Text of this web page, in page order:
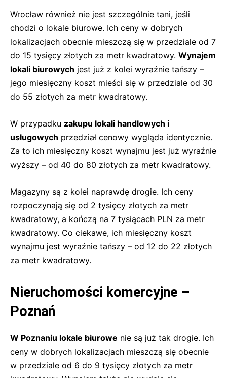
Wrocław również nie jest szczególnie tani, jeśli
chodzi o lokale biurowe. Ich ceny w dobrych
lokalizacjach obecnie mieszczą się w przedziale od 7
do 15 tysięcy złotych za metr kwadratowy. Wynajem
lokali biurowych jest już z kolei wyraźnie tańszy –
jego miesięczny koszt mieści się w przedziale od 30
do 55 złotych za metr kwadratowy.
W przypadku zakupu lokali handlowych i
usługowych przedział cenowy wygląda identycznie.
Za to ich miesięczny koszt wynajmu jest już wyraźnie
wyższy – od 40 do 80 złotych za metr kwadratowy.
Magazyny są z kolei naprawdę drogie. Ich ceny
rozpoczynają się od 2 tysięcy złotych za metr
kwadratowy, a kończą na 7 tysiącach PLN za metr
kwadratowy. Co ciekawe, ich miesięczny koszt
wynajmu jest wyraźnie tańszy – od 12 do 22 złotych
za metr kwadratowy.
Nieruchomości komercyjne –
Poznań
W Poznaniu lokale biurowe nie są już tak drogie. Ich
ceny w dobrych lokalizacjach mieszczą się obecnie
w przedziale od 6 do 9 tysięcy złotych za metr